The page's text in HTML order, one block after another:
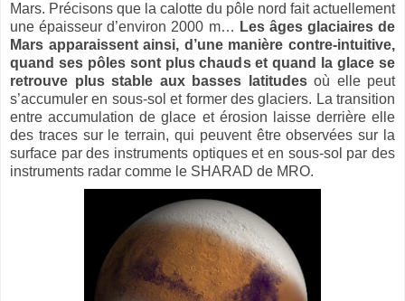
Mars. Précisons que la calotte du pôle nord fait actuellement
une épaisseur d’environ 2000 m… Les âges glaciaires de
Mars apparaissent ainsi, d’une manière contre-intuitive,
quand ses pôles sont plus chauds et quand la glace se
retrouve plus stable aux basses latitudesoù elle peut
s’accumuler en sous-sol et former des glaciers. La transition
entre accumulation de glace et érosion laisse derrière elle
des traces sur le terrain, qui peuvent être observées sur la
surface par des instruments optiques et en sous-sol par des
instruments radar comme le SHARAD de MRO.